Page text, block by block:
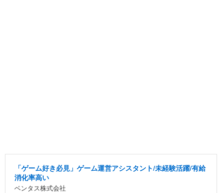
「ゲーム好き必見」ゲーム運営アシスタント/未経験活躍/有給
消化率高い
ベンタス株式会社